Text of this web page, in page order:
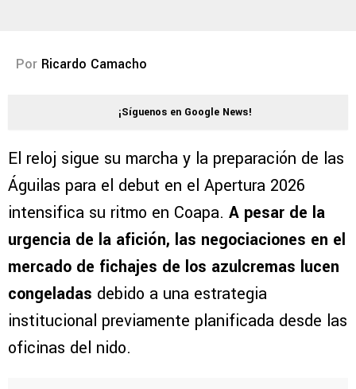
Por Ricardo Camacho
¡Síguenos en Google News!
El reloj sigue su marcha y la preparación de las
Águilas para el debut en el Apertura 2026
intensifica su ritmo en Coapa. A pesar de la
urgencia de la afición, las negociaciones en el
mercado de fichajes de los azulcremas lucen
congeladas debido a una estrategia
institucional previamente planificada desde las
oficinas del nido.